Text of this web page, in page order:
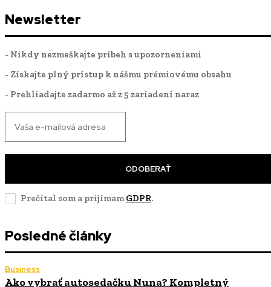
Newsletter
- Nikdy nezmeškajte príbeh s upozorneniami
- Získajte plný prístup k nášmu prémiovému obsahu
- Prehliadajte zadarmo až z 5 zariadení naraz
ODOBERAŤ
Prečítal som a prijímam GDPR.
Posledné články
Business
Ako vybrať autosedačku Nuna? Kompletný